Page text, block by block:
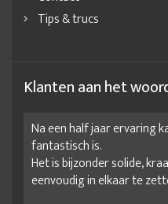
Tips & trucs
Klanten aan het
Na een half jaar ervaring
fantastisch is.
Het is bijzonder solide,
eenvoudig in elkaar te